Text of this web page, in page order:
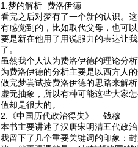
1.梦的解析 费洛伊德
看完之后对梦有了一个新的认识。
有感觉到的，比如取代父母，也可
要是新在他用了用说服力的表达让
了。
虽然我个人认为费洛伊德的理论分
为费洛伊德的分析主要是以西方人
做完梦尝试按费洛伊德的思路来解
虚无抽象，所以有种可能这些大家
值却是很大的。
2.《中国历代政治得失》 钱穆
本书主要讲述了汉唐宋明清五代政
我留下了几个重要关键词的印象：